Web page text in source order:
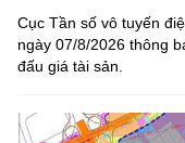
Cục Tần số vô tuyến
ngày 07/8/2026 thông
đấu giá tài sản.